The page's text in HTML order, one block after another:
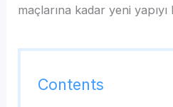
maçlarına kadar yeni
Contents